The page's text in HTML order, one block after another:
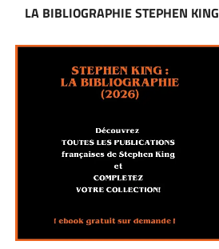
LA BIBLIOGRAPHIE STEPHEN KING